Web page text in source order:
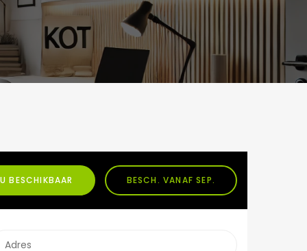
BESCHIKBAAR BESCH. VANAF SEP.